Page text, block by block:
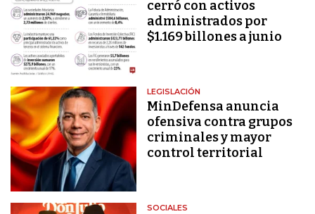
cerró con activos
administrados por
$1.169 billones a junio
LEGISLACIÓN
MinDefensa anuncia
ofensiva contra grupos
criminales y mayor
control territorial
SOCIALES